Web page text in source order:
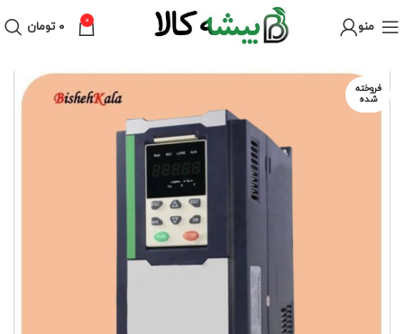
منو 0 ۰ تومان
فروخته
شده